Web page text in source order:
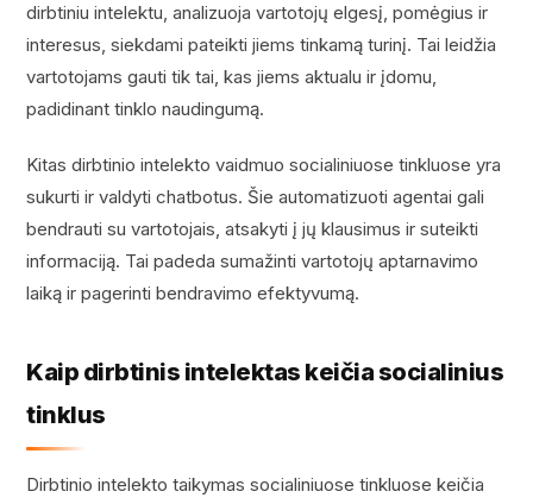
dirbtiniu intelektu, analizuoja vartotojų elgesį, pomėgius ir
interesus, siekdami pateikti jiems tinkamą turinį. Tai leidžia
vartotojams gauti tik tai, kas jiems aktualu ir įdomu,
padidinant tinklo naudingumą.
Kitas dirbtinio intelekto vaidmuo socialiniuose tinkluose yra
sukurti ir valdyti chatbotus. Šie automatizuoti agentai gali
bendrauti su vartotojais, atsakyti į jų klausimus ir suteikti
informaciją. Tai padeda sumažinti vartotojų aptarnavimo
laiką ir pagerinti bendravimo efektyvumą.
Kaip dirbtinis intelektas keičia socialinius
tinklus
Dirbtinio intelekto taikymas socialiniuose tinkluose keičia